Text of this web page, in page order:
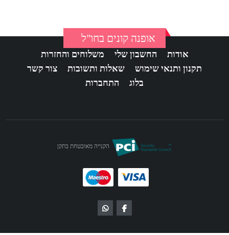
אופנה קונים בחו"ל
אודות החשבון שלי
משלוחים והחזרות
תקנון ותנאי שימוש
שאלות ותשובות
צור קשר
בלוג
התחברות
הקנייה מאובטחת בתקן